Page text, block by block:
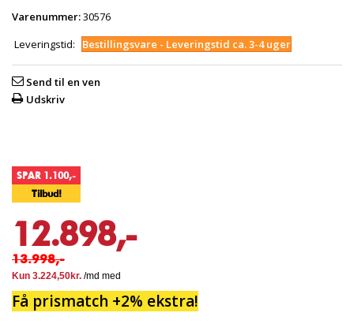
Varenummer:30576
Leveringstid:
Bestillingsvare - Leveringstid ca. 3-4 uger
Send til en ven
Udskriv
SPAR 1.100,-
Tilbud!
12.898,-
13.998,-
Få prismatch +2% ekstra!